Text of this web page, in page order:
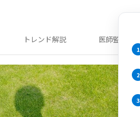
トレンド解説 医師監修記事
1
2
3